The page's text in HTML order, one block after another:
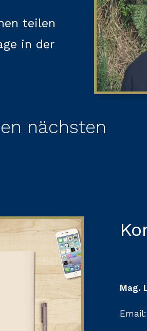
teilen
in der
nächsten
Mag.